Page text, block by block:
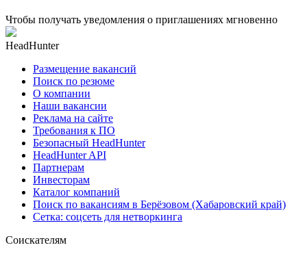
Чтобы получать уведомления о приглашениях мгновенно
HeadHunter
Размещение вакансий
Поиск по резюме
О компании
Наши вакансии
Реклама на сайте
Требования к ПО
Безопасный HeadHunter
HeadHunter API
Партнерам
Инвесторам
Каталог компаний
Поиск по вакансиям в Берёзовом (Хабаровский край)
Сетка: соцсеть для нетворкинга
Соискателям